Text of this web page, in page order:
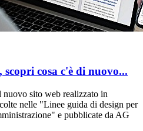
cosa c'è di nuovo...
sito web realizzato in
nelle "Linee guida di design per
e pubblicate da AG